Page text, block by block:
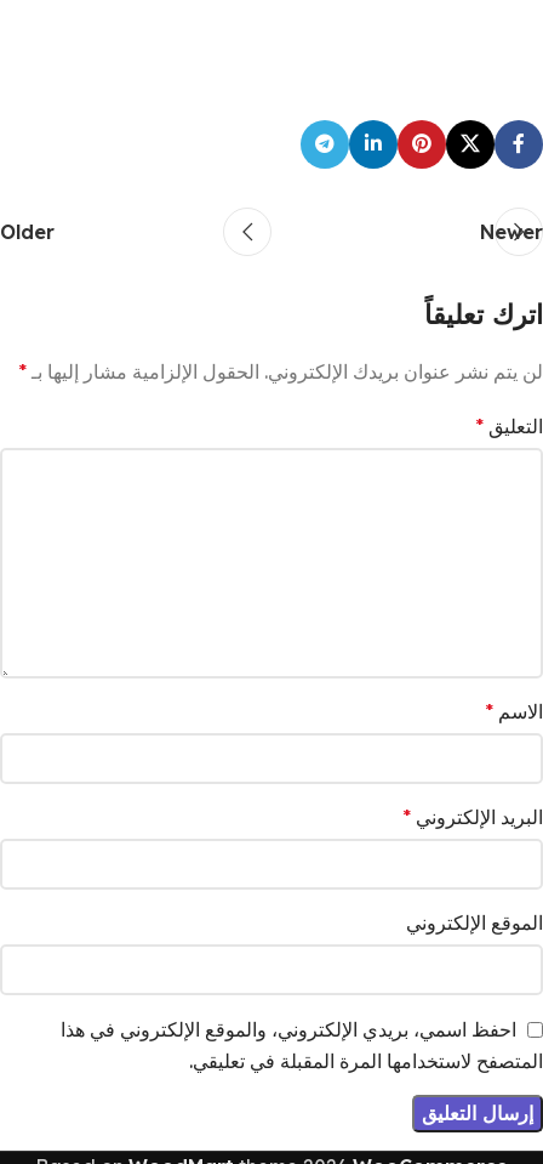
Newer
Older
اترك تعليقاً
لن يتم نشر عنوان بريدك الإلكتروني. الحقول الإلزامية مشار إليها بـ *
التعليق *
الاسم *
البريد الإلكتروني *
الموقع الإلكتروني
احفظ اسمي، بريدي الإلكتروني، والموقع الإلكتروني في هذا
المتصفح لاستخدامها المرة المقبلة في تعليقي.